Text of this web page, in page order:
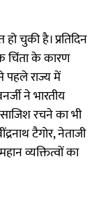
चुकी है। प्रतिदिन
के कारण
पहले राज्य में
ने भारतीय
रचने का भी
टैगोर, नेताजी
व्यक्तित्वों का